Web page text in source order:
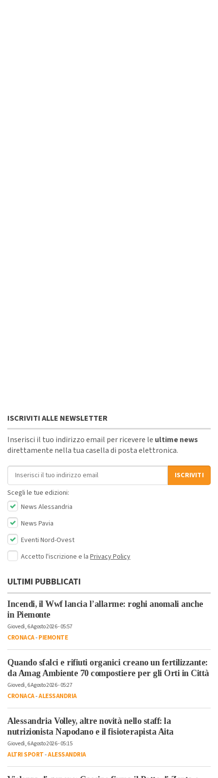
ISCRIVITI ALLE NEWSLETTER
Inserisci il tuo indirizzo email per ricevere le ultime news
direttamente nella tua casella di posta elettronica.
Indirizzo email
ISCRIVITI
Scegli le tue edizioni:
News Alessandria
News Pavia
Eventi Nord-Ovest
Accetto l'iscrizione e la Privacy Policy
ULTIMI PUBBLICATI
Incendi, il Wwf lancia l’allarme: roghi anomali anche
in Piemonte
Giovedì, 6 Agosto 2026 - 05:57
CRONACA-PIEMONTE
Quando sfalci e rifiuti organici creano un fertilizzante:
da Amag Ambiente 70 compostiere per gli Orti in Città
Giovedì, 6 Agosto 2026 - 05:27
CRONACA-ALESSANDRIA
Alessandria Volley, altre novità nello staff: la
nutrizionista Napodano e il fisioterapista Aita
Giovedì, 6 Agosto 2026 - 05:15
ALTRI SPORT-ALESSANDRIA